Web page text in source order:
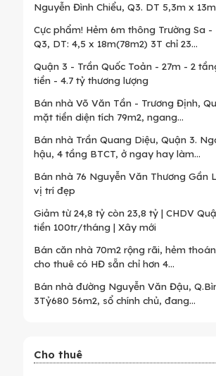
Nguyễn Đình Chiểu, Q3. DT 5,3m x
Cực phẩm! Hẻm 6m thông Trường Sa -
Q3, DT: 4,5 x 18m(78m2) 3T chỉ 23...
Quận 3 - Trần Quốc Toản - 27m - 2
tiền - 4.7 tỷ thương lượng
Bán nhà Võ Văn Tần - Trương Định,
mặt tiền diện tích 79m2, ngang...
Bán nhà Trần Quang Diệu, Quận 3.
hậu, 4 tầng BTCT, ở ngay hay làm...
Bán nhà 76 Nguyễn Văn Thương Gần
vị trí đẹp
Giảm từ 24,8 tỷ còn 23,8 tỷ | CHDV
tiền 100tr/tháng | Xây mới
Bán căn nhà 70m2 rộng rãi, hẻm
cho thuê có HĐ sẵn chỉ hơn 4...
Bán nhà đường Nguyễn Văn Đậu,
3Tỷ680 56m2, sổ chính chủ, đang...
Cho thuê